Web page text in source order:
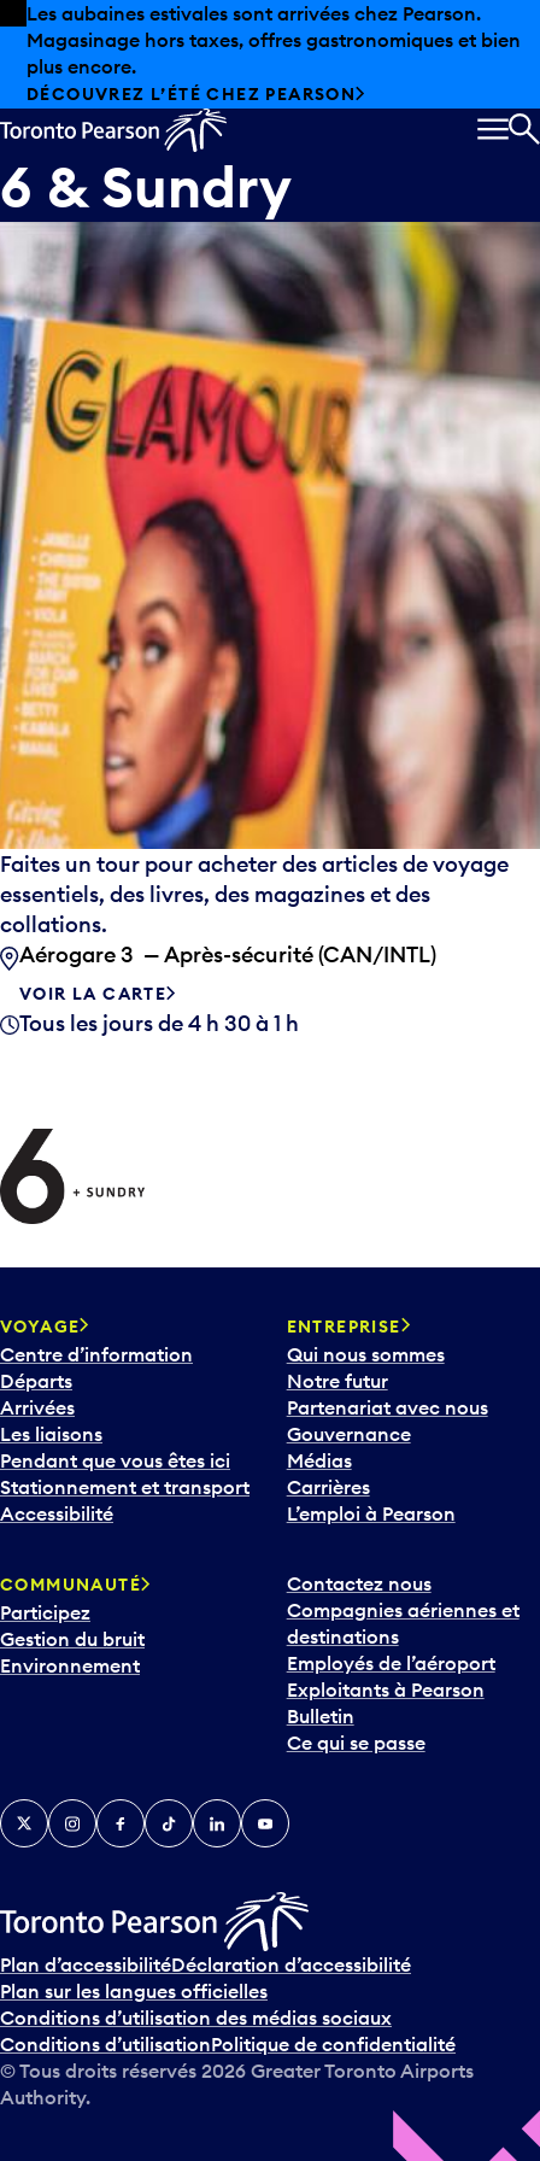
Skip to offers
Passer au contenu principal
Les aubaines estivales sont arrivées chez Pearson.
Magasinage hors taxes, offres gastronomiques et bien
plus encore.
DÉCOUVREZ L’ÉTÉ CHEZ PEARSON
6 & Sundry
Faites un tour pour acheter des articles de voyage
essentiels, des livres, des magazines et des
collations.
Aérogare 3 — Après-sécurité (CAN/INTL)
VOIR LA CARTE
Tous les jours de 4 h 30 à 1 h
VOYAGE
Centre d’information
Départs
Arrivées
Les liaisons
Pendant que vous êtes ici
Stationnement et transport
Accessibilité
ENTREPRISE
Qui nous sommes
Notre futur
Partenariat avec nous
Gouvernance
Médias
Carrières
L’emploi à Pearson
COMMUNAUTÉ
Participez
Gestion du bruit
Environnement
Contactez nous
Compagnies aériennes et
destinations
Employés de l’aéroport
Exploitants à Pearson
Bulletin
Ce qui se passe
TwitterInstagramFacebook
TikTokLinkedInYouTube
Plan d’accessibilitéDéclaration d’accessibilité
Plan sur les langues officielles
Conditions d’utilisation des médias sociaux
Conditions d’utilisationPolitique de confidentialité
© Tous droits réservés 2026 Greater Toronto Airports
Authority.